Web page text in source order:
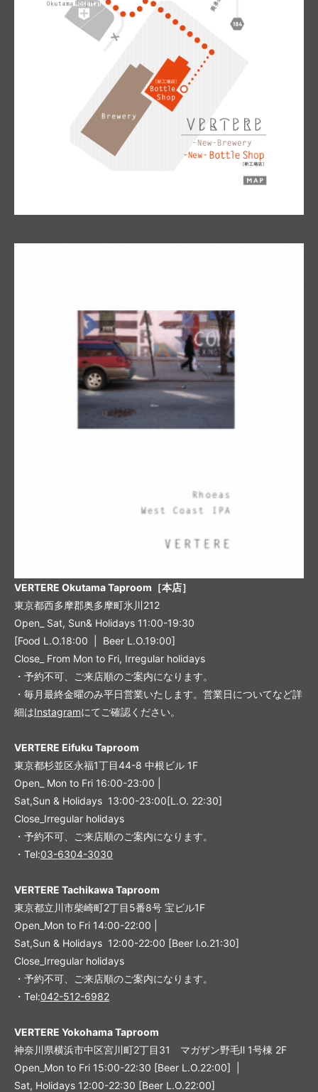
VERTERE Okutama Taproom［本店］
東京都西多摩郡奥多摩町氷川212
Open_ Sat, Sun& Holidays 11:00-19:30
[Food L.O.18:00 | Beer L.O.19:00]
Close_ From Mon to Fri, Irregular holidays
・予約不可、ご来店順のご案内になります。
・毎月最終金曜のみ平日営業いたします。営業日についてなど詳
細はInstagramにてご確認ください。
VERTERE Eifuku Taproom
東京都杉並区永福1丁目44-8 中根ビル 1F
Open_ Mon to Fri 16:00-23:00 |
Sat,Sun & Holidays 13:00-23:00[L .O. 22:30]
Close_Irregular holidays
・予約不可、ご来店順のご案内になります。
・Tel:03-6304-3030
VERTERE Tachikawa Taproom
東京都立川市柴崎町2丁目5番8号 宝ビル1F
Open_Mon to Fri 14:00-22:00 |
Sat,Sun & Holidays 12:00-22:00 [Beer l.o.21:30]
Close_Irregular holidays
・予約不可、ご来店順のご案内になります。
・Tel:042-512-6982
VERTERE Yokohama Taproom
神奈川県横浜市中区宮川町2丁目31 マガザン野毛Ⅱ 1号棟 2F
Open_Mon to Fri 15:00-22:30 [Beer L.O.22:00] |
Sat, Holidays 12:00-22:30 [Beer L.O.22:00]